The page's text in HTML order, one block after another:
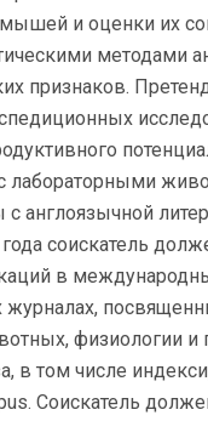
и оценки их
методами
признаков.
лабораторными
англоязычной
соискатель
в
журналах,
физиологии и
в том числе
Соискатель